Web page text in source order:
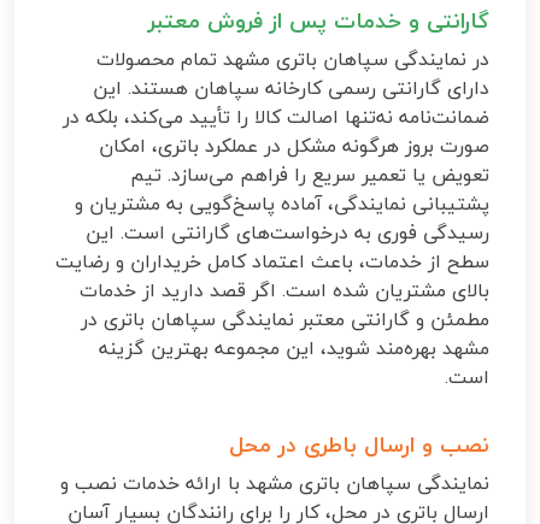
گارانتی و خدمات پس از فروش معتبر
در نمایندگی سپاهان باتری مشهد تمام محصولات
دارای گارانتی رسمی کارخانه سپاهان هستند. این
ضمانت‌نامه نه‌تنها اصالت کالا را تأیید می‌کند، بلکه در
صورت بروز هرگونه مشکل در عملکرد باتری، امکان
تعویض یا تعمیر سریع را فراهم می‌سازد. تیم
پشتیبانی نمایندگی، آماده پاسخ‌گویی به مشتریان و
رسیدگی فوری به درخواست‌های گارانتی است. این
سطح از خدمات، باعث اعتماد کامل خریداران و رضایت
بالای مشتریان شده است. اگر قصد دارید از خدمات
مطمئن و گارانتی معتبر نمایندگی سپاهان باتری در
مشهد بهره‌مند شوید، این مجموعه بهترین گزینه
است.
نصب و ارسال باطری در محل
نمایندگی سپاهان باتری مشهد با ارائه خدمات نصب و
ارسال باتری در محل، کار را برای رانندگان بسیار آسان